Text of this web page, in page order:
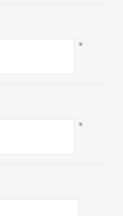
*
*